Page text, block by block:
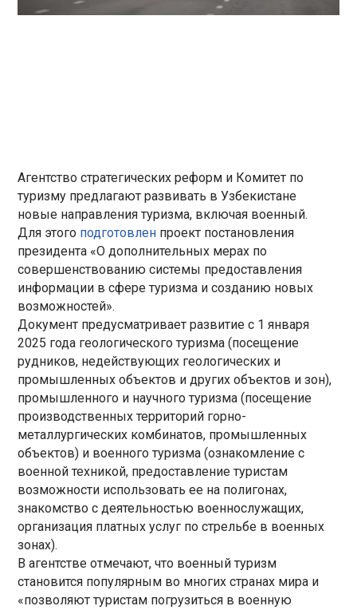
Агентство стратегических реформ и Комитет по
туризму предлагают развивать в Узбекистане
новые направления туризма, включая военный.
Для этого подготовлен проект постановления
президента «О дополнительных мерах по
совершенствованию системы предоставления
информации в сфере туризма и созданию новых
возможностей».
Документ предусматривает развитие с 1 января
2025 года геологического туризма (посещение
рудников, недействующих геологических и
промышленных объектов и других объектов и зон),
промышленного и научного туризма (посещение
производственных территорий горно-
металлургических комбинатов, промышленных
объектов) и военного туризма (ознакомление с
военной техникой, предоставление туристам
возможности использовать ее на полигонах,
знакомство с деятельностью военнослужащих,
организация платных услуг по стрельбе в военных
зонах).
В агентстве отмечают, что военный туризм
становится популярным во многих странах мира и
«позволяют туристам погрузиться в военную